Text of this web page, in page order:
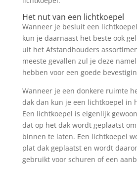
Het nut van een lichtkoepel
Wanneer je besluit een
kun je daarnaast het beste ook
uit het Afstandhouders
meeste gevallen zul je deze
hebben voor een goede
Wanneer je een donkere ruimte
dak dan kun je een lichtkoepel in
Een lichtkoepel is eigenlijk
dat op het dak wordt geplaatst
binnen te laten. Een lichtkoepel
plat dak geplaatst en wordt
gebruikt voor schuren of een